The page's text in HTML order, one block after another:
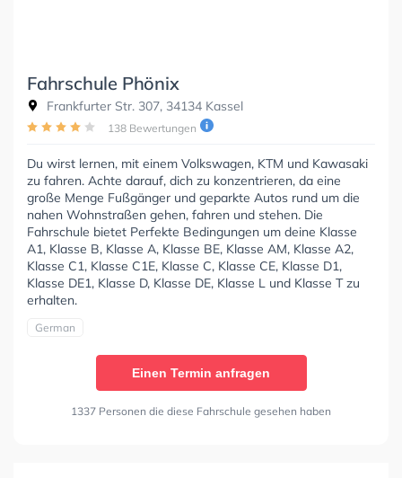
Fahrschule Phönix
Frankfurter Str. 307, 34134 Kassel
138 Bewertungen
Du wirst lernen, mit einem Volkswagen, KTM und Kawasaki
zu fahren. Achte darauf, dich zu konzentrieren, da eine
große Menge Fußgänger und geparkte Autos rund um die
nahen Wohnstraßen gehen, fahren und stehen. Die
Fahrschule bietet Perfekte Bedingungen um deine Klasse
A1, Klasse B, Klasse A, Klasse BE, Klasse AM, Klasse A2,
Klasse C1, Klasse C1E, Klasse C, Klasse CE, Klasse D1,
Klasse DE1, Klasse D, Klasse DE, Klasse L und Klasse T zu
erhalten.
German
Einen Termin anfragen
1337 Personen die diese Fahrschule gesehen haben